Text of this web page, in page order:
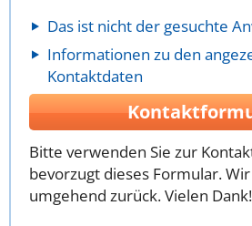
Das ist nicht der gesuchte
Informationen zu den
Kontaktdaten
Bitte verwenden Sie zur
bevorzugt dieses Formular.
umgehend zurück. Vielen Dank!